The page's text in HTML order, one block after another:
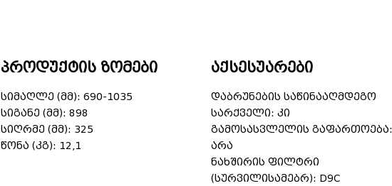
პროდუქტის ზომები
სიმაღლე (მმ): 690-1035
სიგანე (მმ): 898
სიღრმე (მმ): 325
წონა (კგ): 12,1
აქსესუარები
დაბრუნების საწინააღმდეგო
სარქველი: კი
გამოსასვლელის გაფართოება:
არა
ნახშირის ფილტრი
(სურვილისამებრ): D9C